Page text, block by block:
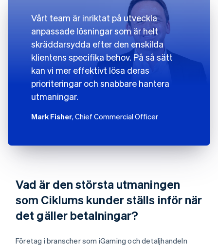
Vårt team är inriktat på utveckla
anpassade lösningar som är helt
skräddarsydda efter den enskilda
klientens specifika behov. På så sätt
kan vi mer effektivt lösa deras
prioriteringar och snabbare hantera
utmaningar.
Mark Fisher, Chief Commercial Officer
Vad är den största utmaningen
som Ciklums kunder ställs inför när
det gäller betalningar?
Företag i branscher som iGaming och detaljhandeln